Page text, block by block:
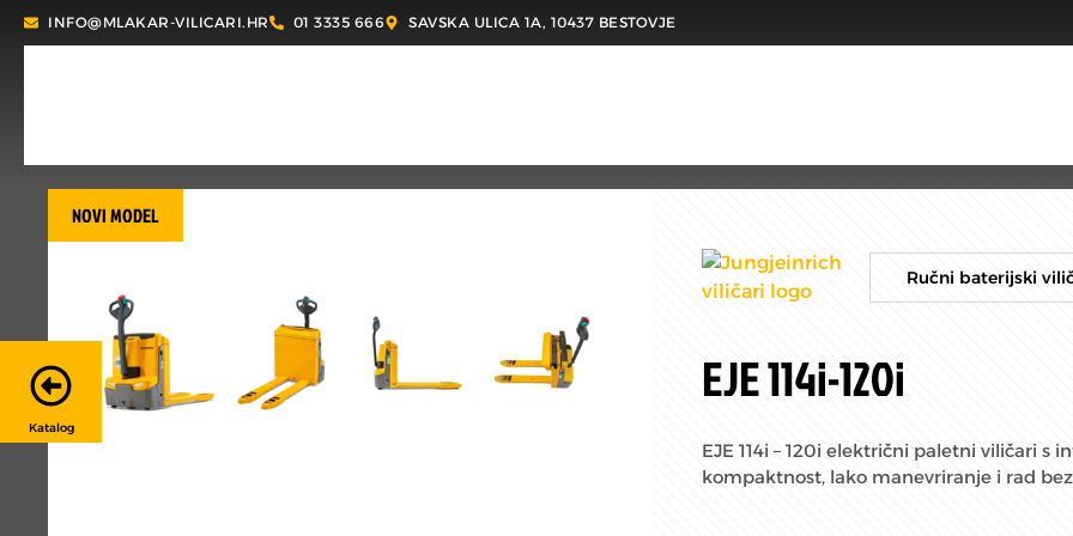
INFO@MLAKAR-VILICARI.HR 01 3335 666 SAVSKA ULICA 1A, 10437 BESTOVJE
NOVI MODEL
Ručni baterijski
EJE 114i-120i
EJE 114i – 120i električni paletni viličari
kompaktnost, lako manevriranje i rad